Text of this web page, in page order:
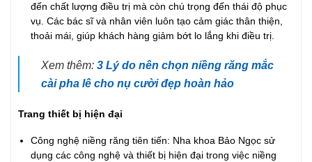
đến chất lượng điều trị mà còn chú trọng đến thái độ phục
vụ. Các bác sĩ và nhân viên luôn tạo cảm giác thân thiện,
thoải mái, giúp khách hàng giảm bớt lo lắng khi điều trị.
Xem thêm: 3 Lý do nên chọn niềng răng mắc
cài pha lê cho nụ cười đẹp hoàn hảo
Trang thiết bị hiện đại
Công nghệ niềng răng tiên tiến: Nha khoa Bảo Ngọc sử
dụng các công nghệ và thiết bị hiện đại trong việc niềng